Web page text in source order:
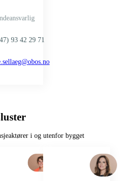
93 42 29 71
i og utenfor bygget